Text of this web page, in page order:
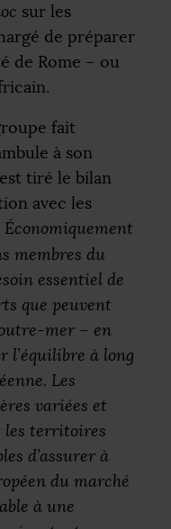
sur les
de préparer
de Rome – ou
fait
à son
tiré le bilan
avec les
Économiquement
membres du
essentiel de
que peuvent
mer – en
à long
Les
variées et
les territoires
d’assurer à
du marché
à une